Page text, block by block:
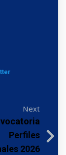
Next
Perfiles
2026